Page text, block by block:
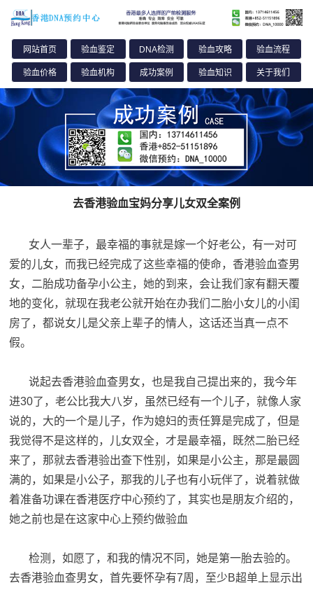
去香港验血宝妈分享儿女双全案例
女人一辈子，最幸福的事就是嫁一个好老公，有一对可
爱的儿女，而我已经完成了这些幸福的使命，香港验血查男
女，二胎成功备孕小公主，她的到来，会让我们家有翻天覆
地的变化，就现在我老公就开始在办我们二胎小女儿的小闺
房了，都说女儿是父亲上辈子的情人，这话还当真一点不
假。
说起去香港验血查男女，也是我自己提出来的，我今年
进30了，老公比我大八岁，虽然已经有一个儿子，就像人家
说的，大的一个是儿子，作为媳妇的责任算是完成了，但是
我觉得不是这样的，儿女双全，才是最幸福，既然二胎已经
来了，那就去香港验出查下性别，如果是小公主，那是最圆
满的，如果是小公子，那我的儿子也有小玩伴了，说着就做
着准备功课在香港医疗中心预约了，其实也是朋友介绍的，
她之前也是在这家中心上预约做验血
检测，如愿了，和我的情况不同，她是第一胎去验的。
去香港验血查男女，首先要怀孕有7周，至少B超单上显示出